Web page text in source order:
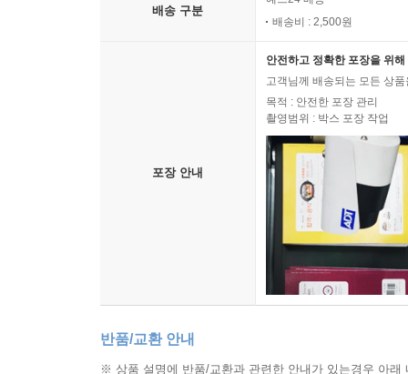
배송 구분
배송비 : 2,500원
포장 안내
안전하고 정확한 포장을 위
고객님께 배송되는 모든 상
목적 : 안전한 포장 관리
촬영범위 : 박스 포장 작업
반품/교환 안내
※ 상품 설명에 반품/교환과 관련한 안내가 있는경우 아